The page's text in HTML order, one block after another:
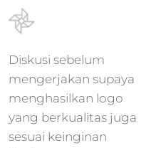
Diskusi sebelum
mengerjakan supaya
menghasilkan logo
yang berkualitas juga
sesuai keinginan